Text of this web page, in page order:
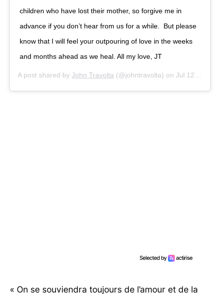
children who have lost their mother, so forgive me in
advance if you don’t hear from us for a while. But please
know that I will feel your outpouring of love in the weeks
and months ahead as we heal. All my love, JT
A post shared by John Travolta (@johntravolta) on Jul 12, 2020 at 10:20pm PDT
« On se souviendra toujours de l’amour et de la